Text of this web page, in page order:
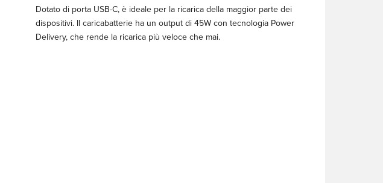
Dotato di porta USB-C, è ideale per la ricarica della maggior parte dei
dispositivi. Il caricabatterie ha un output di 45W con tecnologia Power
Delivery, che rende la ricarica più veloce che mai.